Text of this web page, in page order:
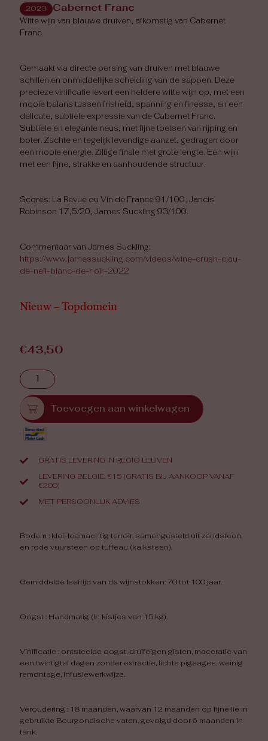
2023 Cabernet Franc
Witte wijn van blauwe druiven, afkomstig van Cabernet
Franc.
Gemaakt via directe persing van druiven met blauwe
schillen en onmiddellijke scheiding van de sappen. Deze
precieze vinificatie levert een heldere witte wijn op, met een
mooie balans tussen frisheid, spanning en finesse, en een
delicate, subtiele expressie van de Cabernet Franc.
Subtiele en elegante neus, met fijne toetsen van rijping en
boter. Zachte en tegelijk levendige aanzet, gedragen door
een mooie energie. Ziltige finale met grote lengte. Een wijn
met een fijne, strakke en aanhoudende structuur.
Scores: La Revue du Vin de France 91/100, Jancis
Robinson 17,5/20, James Suckling 93/100.
Commentaar van James Suckling:
https://www.jamessuckling.com/videos/wine-crush-clau-
de-nell-blanc-de-noir-2022
Nieuw – Topdomein
€43,50
Toevoegen aan winkelwagen
GRATIS LEVERING IN REGIO LEUVEN
LEVERING BELGIË: €15 (GRATIS BIJ AANKOOP VANAF
€200)
MET PERSOONLIJK ADVIES
Bodem : klei-leemachtig terroir, samengesteld uit zandsteen
en rode vuursteen op tuffeau (kalksteen).
Gemiddelde leeftijd van de wijnstokken: 70 tot 100 jaar.
Oogst : Handmatig (in kistjes van 15 kg).
Vinificatie : ontsteelde oogst, druifeigen gisten, maceratie van
een twintigtal dagen zonder extractie, lichte pigeages, weinig
remontage, infusiewerkwijze.
Veroudering : 18 maanden, waarvan 12 maanden op fijne lie in
gebruikte Bourgondische vaten, gevolgd door 6 maanden in
tank.